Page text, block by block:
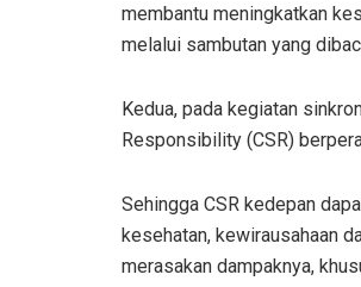
membantu meningkatkan
melalui sambutan yang
Kedua, pada kegiatan
Responsibility (CSR)
Sehingga CSR kedepan
kesehatan, kewirausahaan
merasakan dampaknya,